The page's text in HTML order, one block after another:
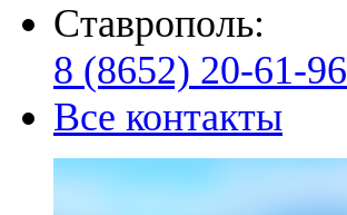
Ставрополь:
8 (8652) 20-61-96
Все контакты